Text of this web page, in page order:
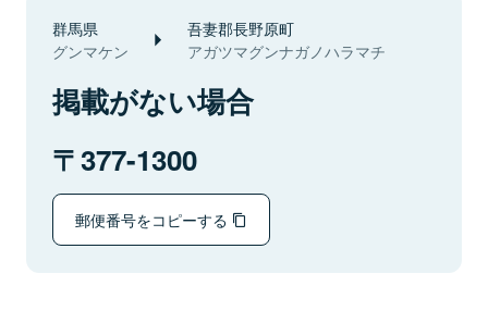
群馬県
グンマケン
吾妻郡長野原町
アガツマグンナガノハラマチ
掲載がない場合
377-1300
郵便番号をコピーする